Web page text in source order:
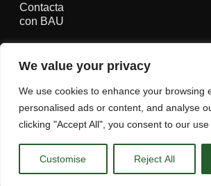
We value your privacy
We use cookies to enhance your browsing
personalised ads or content, and analyse
clicking "Accept All", you consent to our use
Customise Reject All
Contacta
con BAU
BAU, Centro Universitario de Artes y
Copyright © Todos los derechos
Aviso Legal
ES EN